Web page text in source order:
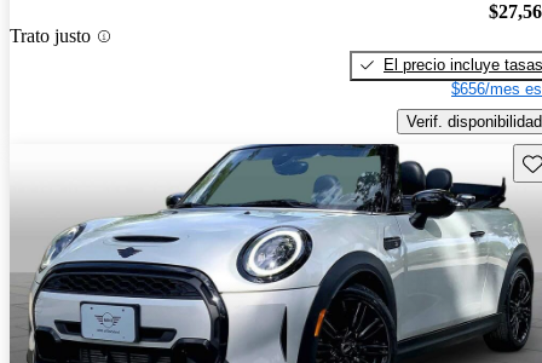
Trato justo
El precio incluye tasas
$656/mes
Verif. disponibilidad